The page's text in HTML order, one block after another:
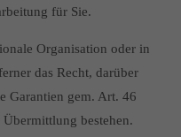
für Sie.
Organisation oder in
das Recht, darüber
Garantien gem. Art. 46
bestehen.